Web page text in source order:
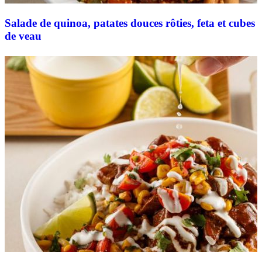
Salade de quinoa, patates douces rôties, feta et cubes
de veau